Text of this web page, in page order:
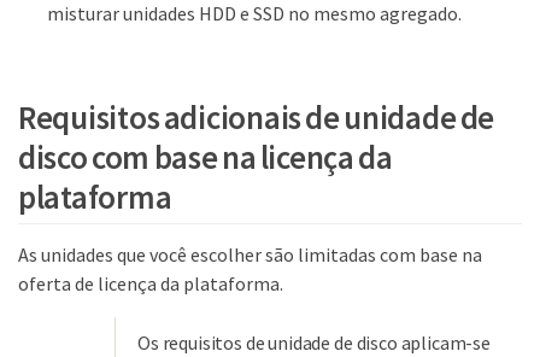
misturar unidades HDD e SSD no mesmo agregado.
Requisitos adicionais de unidade de
disco com base na licença da
plataforma
As unidades que você escolher são limitadas com base na
oferta de licença da plataforma.
Os requisitos de unidade de disco aplicam-se